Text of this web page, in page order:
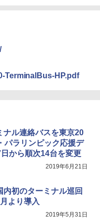
防災グッズ 災害用トイレ ビ
ポップアップテント 携帯 簡
(オリーブ)
150B(EB)
サッとテント キューブワ
ティング フルクローズ メ
設置 ポップアップテント P
よけスプレー 熊スプレー
】超強力クマ対策スプレー 30
度 超長距離照射 長時間使用
き 高安全性 金属製耐久 コ
計 持ち運び便利 アウトド
現場/展示会用 緑
TerminalBus-HP.pdf
ナル連絡バスを東京20
パラリンピック応援デ
から順次14台を変更
2019年6月21日
内初のターミナル巡回
より導入
2019年5月31日